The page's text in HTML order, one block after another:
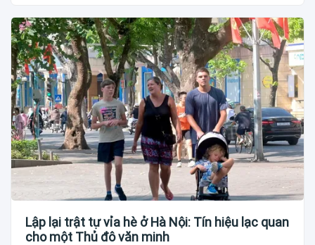
Lập lại trật tự vỉa hè ở Hà Nội: Tín hiệu lạc quan
cho một Thủ đô văn minh